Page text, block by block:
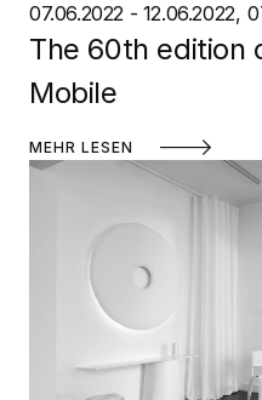
07.06.2022 - 12.06.2022
The 60th edition
Mobile
MEHR LESEN